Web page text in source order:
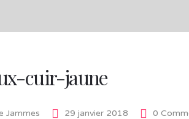
cuir-jaune
Jammes 29 janvier 2018 0